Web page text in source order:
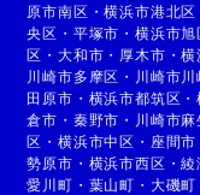
原市南区 ・横浜市港北区
央区 ・ 平塚市 ・横浜市旭
区 ・大和市 ・ 厚木市 ・横
川崎市多摩区 ・ 川崎市川
田原市 ・ 横浜市都筑区 ・
倉市 ・ 秦野市 ・ 川崎市麻
区 ・横浜市中区 ・ 座間市
勢原市 ・ 横浜市西区 ・綾
愛川町 ・ 葉山町 ・ 大磯町